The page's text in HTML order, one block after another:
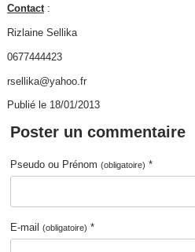
Contact:
Rizlaine Sellika
0677444423
rsellika@yahoo.fr
Publié le 18/01/2013
Poster un commentaire
Pseudo ou Prénom(obligatoire) *
E-mail(obligatoire) *